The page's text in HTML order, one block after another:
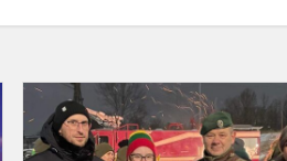
Sveikiname
tarptautinio
konkurso